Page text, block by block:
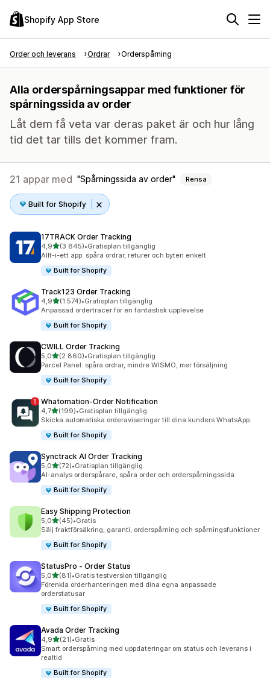
Shopify App Store
Order och leverans Ordrar Orderspårning
Alla orderspårningsappar med funktioner för
spårningssida av order
Låt dem få veta var deras paket är och hur lång
tid det tar tills det kommer fram.
21 appar med Spårningssida av order Rensa
Built for Shopify
17TRACK Order Tracking
4,9av 5 stjärnor
(3 845)
3845 recensioner totalt
•Gratisplan tillgänglig
Allt-i-ett app: spåra ordrar, returer och byten enkelt
Built for Shopify
Track123 Order Tracking
4,9av 5 stjärnor
(1 574)
1574 recensioner totalt
•Gratisplan tillgänglig
Anpassad ordertracer för en fantastisk upplevelse
Built for Shopify
CWILL Order Tracking
5,0av 5 stjärnor
(2 860)
2860 recensioner totalt
•Gratisplan tillgänglig
Parcel Panel: spåra ordrar, mindre WISMO, mer försäljning
Built for Shopify
Whatomation‑Order Notification
4,7av 5 stjärnor
(199)
199 recensioner totalt
•Gratisplan tillgänglig
Skicka automatiska orderaviseringar till dina kunders WhatsApp.
Built for Shopify
Synctrack AI Order Tracking
5,0av 5 stjärnor
(72)
72 recensioner totalt
•Gratisplan tillgänglig
AI-analys orderspårare, spåra order och orderspårningssida
Built for Shopify
Easy Shipping Protection
5,0av 5 stjärnor
(45)
45 recensioner totalt
•Gratis
Sälj fraktförsäkring, garanti, orderspårning och spårningsfunktioner
Built for Shopify
StatusPro ‑ Order Status
5,0av 5 stjärnor
(81)
81 recensioner totalt
•Gratis testversion tillgänglig
Förenkla orderhanteringen med dina egna anpassade
orderstatusar
Built for Shopify
Avada Order Tracking
4,9av 5 stjärnor
(21)
21 recensioner totalt
•Gratis
Smart orderspårning med uppdateringar om status och leverans i
realtid
Built for Shopify